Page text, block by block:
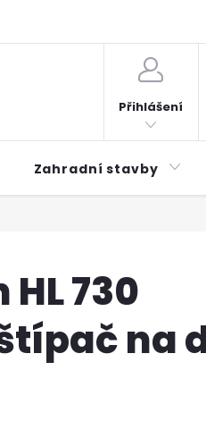
Přihlášení
Zahradní stavby
730
na